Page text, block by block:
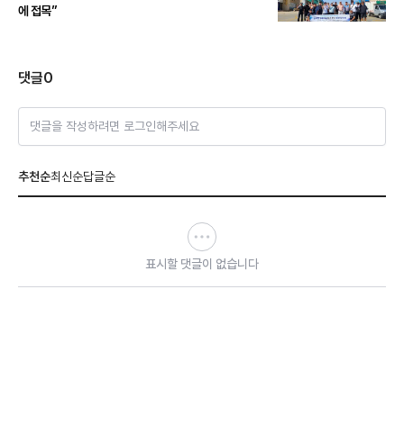
에 접목”
댓글0
댓글을 작성하려면 로그인해주세요
추천순최신순답글순
표시할 댓글이 없습니다